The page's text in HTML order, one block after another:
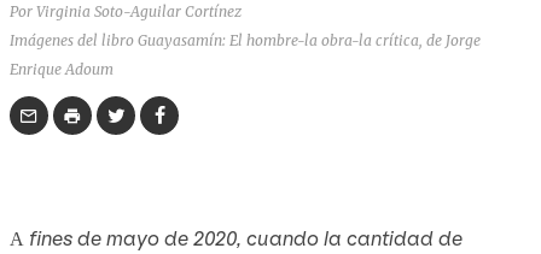
Por Virginia Soto-Aguilar Cortínez
Imágenes del libro Guayasamín: El hombre-la obra-la crítica, de Jorge
Enrique Adoum
A fines de mayo de 2020, cuando la cantidad de